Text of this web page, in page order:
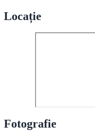
Locație
Fotografie